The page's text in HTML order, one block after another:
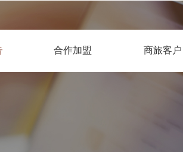
合作加盟 商旅客户